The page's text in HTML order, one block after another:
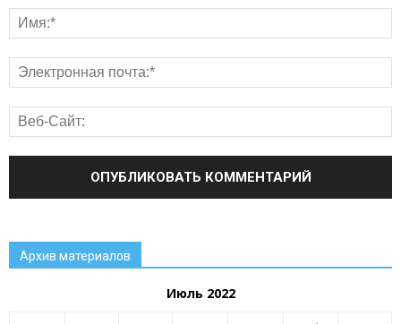
Архив материалов
Июль 2022